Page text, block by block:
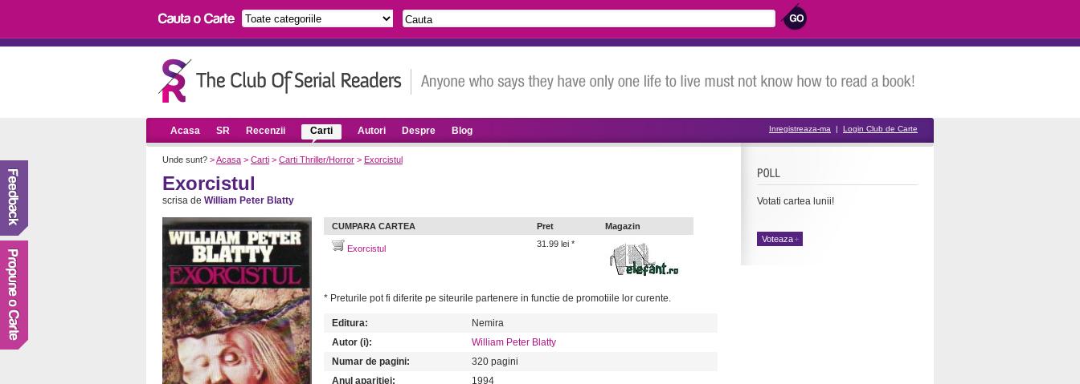
Acasa SR Recenzii Carti Autori Despre Blog Inregistreaza-ma | Login Club de Carte
Unde sunt? >Acasa > Carti > Carti Thriller/Horror > Exorcistul
Exorcistul
scrisa de William Peter Blatty
CUMPARA CARTEA Pret Magazin
Exorcistul 31.99 lei *
* Preturile pot fi diferite pe siteurile partenere in functie de promotiile lor curente.
Editura:
Nemira
Autor (i):
William Peter Blatty
Numar de pagini:
320 pagini
Anul aparitiei:
1994
Votati cartea lunii!